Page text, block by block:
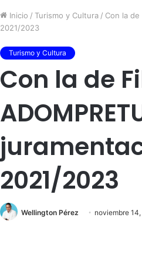
Inicio / Turismo y Cultura / Con la de
2021/2023
Turismo y Cultura
Con la de
2021/2023
Wellington Pérez noviembre 14,